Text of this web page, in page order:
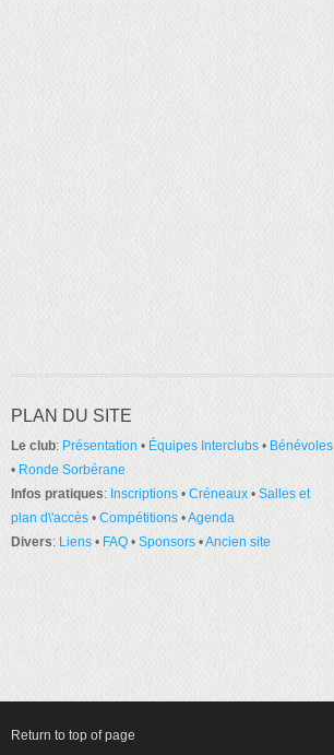
PLAN DU SITE
Le club: Présentation • Équipes Interclubs • Bénévoles
• Ronde Sorbérane
Infos pratiques: Inscriptions • Créneaux • Salles et
plan d\'accès • Compétitions •Agenda
Divers: Liens • FAQ • Sponsors •Ancien site
Return to top of page